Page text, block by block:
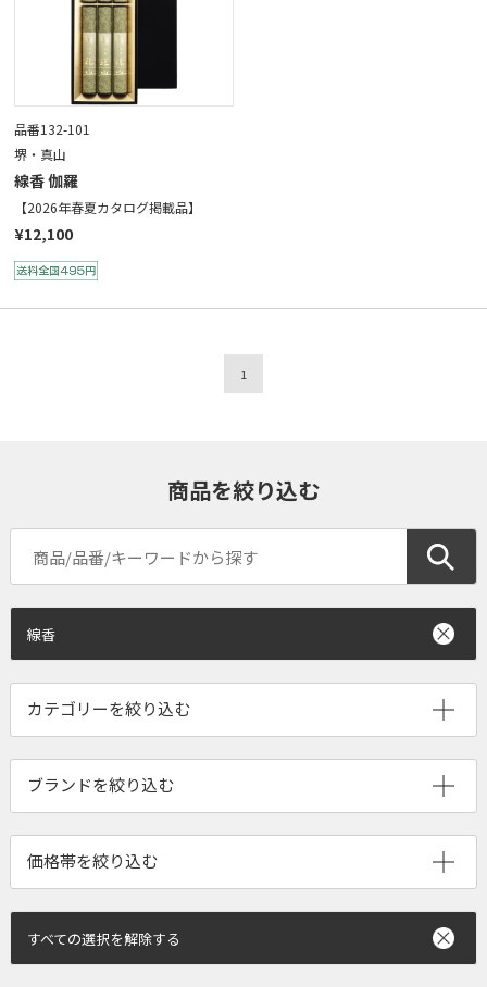
品番132-101
堺・真山
線香 伽羅
【2026年春夏カタログ掲載品】
¥12,100
1
商品を絞り込む
線香
ブランドを絞り込む
すべての選択を解除する